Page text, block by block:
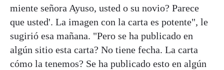
miente señora Ayuso, usted o su novio? Parece
que usted'. La imagen con la carta es potente", le
sugirió esa mañana. "Pero se ha publicado en
algún sitio esta carta? No tiene fecha. La carta
cómo la tenemos? Se ha publicado esto en algún